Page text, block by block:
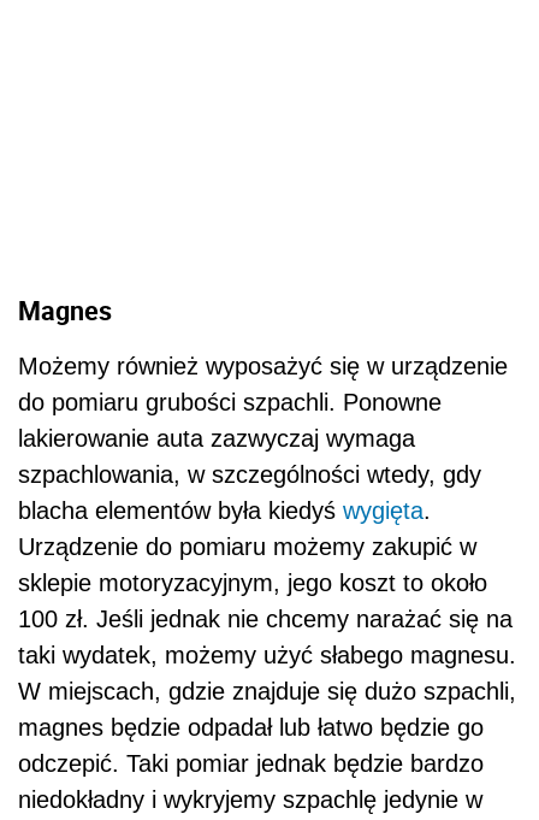
Magnes
Możemy również wyposażyć się w urządzenie
do pomiaru grubości szpachli. Ponowne
lakierowanie auta zazwyczaj wymaga
szpachlowania, w szczególności wtedy, gdy
blacha elementów była kiedyś wygięta.
Urządzenie do pomiaru możemy zakupić w
sklepie motoryzacyjnym, jego koszt to około
100 zł. Jeśli jednak nie chcemy narażać się na
taki wydatek, możemy użyć słabego magnesu.
W miejscach, gdzie znajduje się dużo szpachli,
magnes będzie odpadał lub łatwo będzie go
odczepić. Taki pomiar jednak będzie bardzo
niedokładny i wykryjemy szpachlę jedynie w